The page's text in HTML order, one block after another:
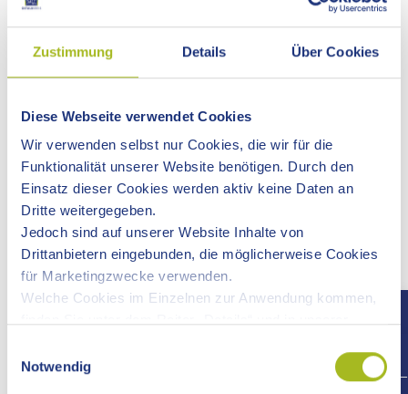
Zustimmung Details Über Cookies
Diese Webseite verwendet Cookies
Wir verwenden selbst nur Cookies, die wir für die
Funktionalität unserer Website benötigen. Durch den
Einsatz dieser Cookies werden aktiv keine Daten an
Dritte weitergegeben.
Jedoch sind auf unserer Website Inhalte von
Drittanbietern eingebunden, die möglicherweise Cookies
für Marketingzwecke verwenden.
Welche Cookies im Einzelnen zur Anwendung kommen,
Notwendig
Förderprogramme im Bereich Soziokultur
ALLGEMEINE PROJEKTFÖRDERUNG
Antragstellung:2. Mai und 2. November eines Jahres
Gesellschaften des Bürgerlichen Rechtes, gemeinnützige
Gesellschaften mit beschränkter Haftung,
kirchliche oder öffentliche Einrichtungen
Partizipation (Beteiligung) von Laien/Nicht-Künstlern, die
ein gesellschaftspolitisches Thema oder die Beschäftigung
mit sozialen Fragestellungen in den Fokus rücken.
Förderinstitution:
Fonds Soziokultur der Beauftragten der